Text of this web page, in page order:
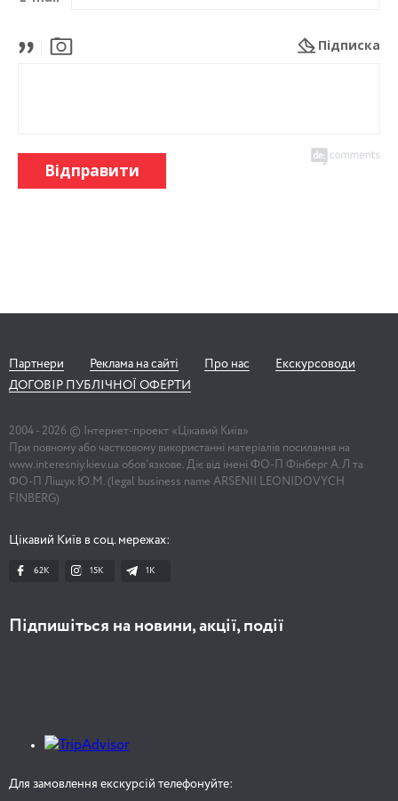
Підписка
Відправити
Партнери Реклама на сайті Про нас
Екскурсоводи
ДОГОВІР ПУБЛІЧНОЇ ОФЕРТИ
2004 - 2026 © Інтернет-проект «Цікавий Київ»
При повному або частковому використанні матеріалів посилання на
www.interesniy.kiev.ua обов'язкове. Діє від імені ФО-П Фінберг А.Л та
ФО-П Ліщук Ю.М. (legal business name ARSENII LEONIDOVYCH
FINBERG)
Цікавий Київ в соц. мережах:
62K 15K 1К
Підпишіться на новини, акції, події
Для замовлення екскурсій телефонуйте: